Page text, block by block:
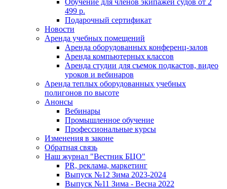
Обучение для членов экипажей судов от 2
499 р.
Подарочный сертификат
Новости
Аренда учебных помещений
Аренда оборудованных конференц-залов
Аренда компьютерных классов
Аренда студии для съемок подкастов, видео
уроков и вебинаров
Аренда теплых оборудованных учебных
полигонов по высоте
Анонсы
Вебинары
Промышленное обучение
Профессиональные курсы
Изменения в законе
Обратная связь
Наш журнал "Вестник БЦО"
PR, реклама, маркетинг
Выпуск №12 Зима 2023-2024
Выпуск №11 Зима - Весна 2022